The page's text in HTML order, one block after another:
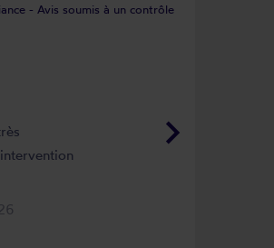
- Avis soumis à un contrôle
keyboard_arrow_right